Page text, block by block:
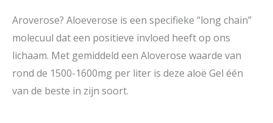
Aroverose? Aloeverose is een specifieke “long chain”
molecuul dat een positieve invloed heeft op ons
lichaam. Met gemiddeld een Aloverose waarde van
rond de 1500-1600mg per liter is deze aloë Gel één
van de beste in zijn soort.